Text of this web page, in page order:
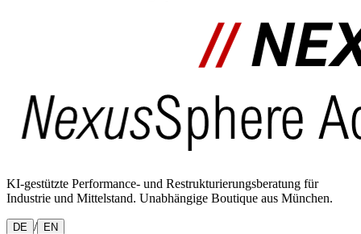
KI-gestützte Performance- und Restrukturierungsberatung für
Industrie und Mittelstand. Unabhängige Boutique aus München.
DE / EN